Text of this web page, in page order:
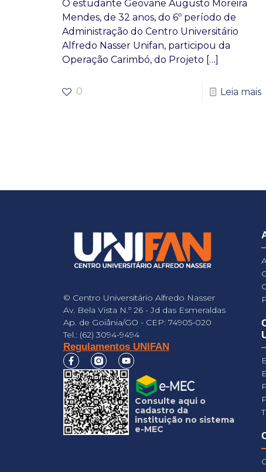
O estudante Geovane Augusto Moreira
Mendes, de 32 anos, do 6º período de
Administração do Centro Universitário
Alfredo Nasser Unifan, participou da
Operação Carimbó, do Projeto […]
0 Leia mais
© Centro Universitário Alfredo Nasser
Av. Bela Vista N.º 26 - Jd das Esmeraldas
Ap. de Goiânia/GO - CEP: 74905-020
Tel.: (62) 3094-9494
Regulamentos UNIFAN
Consulte aqui o
cadastro da
instituição no sistema
e-MEC